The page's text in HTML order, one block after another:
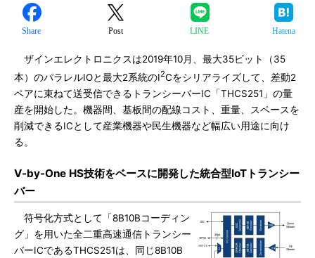
Share Post LINE Hatena
ザインエレクトロニクスは2019年10月、最大35ビット（35
本）のパラレルIOと最大2系統のI2Cをシリアライズして、差動2
ペアに束ねて送受信できるトランシーバーIC「THCS251」の量
産を開始した。機器間、基板間の配線コスト、重量、スペースを
削減できるICとして産業機器や民生機器など幅広い用途に向け
る。
V-by-One HS技術をベースに開発した統合型IoTトランシー
バー
符号化方式として「8B10Bコーディン
グ」を用いた全二重高速通信トランシー
バーICであるTHCS251は、同じ8B10B